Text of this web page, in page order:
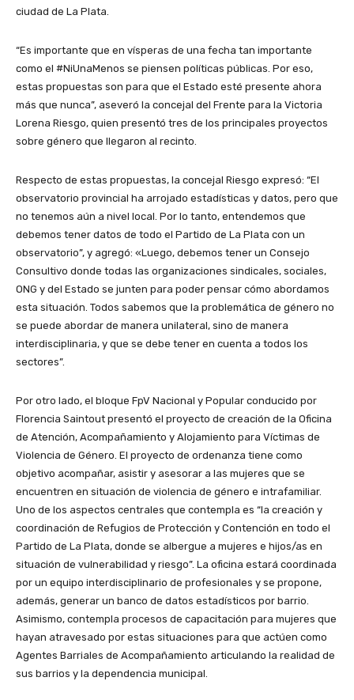
ciudad de La Plata.
“Es importante que en vísperas de una fecha tan importante
como el #NiUnaMenos se piensen políticas públicas. Por eso,
estas propuestas son para que el Estado esté presente ahora
más que nunca”, aseveró la concejal del Frente para la Victoria
Lorena Riesgo, quien presentó tres de los principales proyectos
sobre género que llegaron al recinto.
Respecto de estas propuestas, la concejal Riesgo expresó: “El
observatorio provincial ha arrojado estadísticas y datos, pero que
no tenemos aún a nivel local. Por lo tanto, entendemos que
debemos tener datos de todo el Partido de La Plata con un
observatorio”, y agregó: «Luego, debemos tener un Consejo
Consultivo donde todas las organizaciones sindicales, sociales,
ONG y del Estado se junten para poder pensar cómo abordamos
esta situación. Todos sabemos que la problemática de género no
se puede abordar de manera unilateral, sino de manera
interdisciplinaria, y que se debe tener en cuenta a todos los
sectores”.
Por otro lado, el bloque FpV Nacional y Popular conducido por
Florencia Saintout presentó el proyecto de creación de la Oficina
de Atención, Acompañamiento y Alojamiento para Víctimas de
Violencia de Género. El proyecto de ordenanza tiene como
objetivo acompañar, asistir y asesorar a las mujeres que se
encuentren en situación de violencia de género e intrafamiliar.
Uno de los aspectos centrales que contempla es “la creación y
coordinación de Refugios de Protección y Contención en todo el
Partido de La Plata, donde se albergue a mujeres e hijos/as en
situación de vulnerabilidad y riesgo”. La oficina estará coordinada
por un equipo interdisciplinario de profesionales y se propone,
además, generar un banco de datos estadísticos por barrio.
Asimismo, contempla procesos de capacitación para mujeres que
hayan atravesado por estas situaciones para que actúen como
Agentes Barriales de Acompañamiento articulando la realidad de
sus barrios y la dependencia municipal.